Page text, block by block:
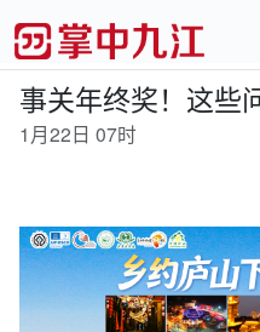
事关年终奖！这些
1月22日 07时